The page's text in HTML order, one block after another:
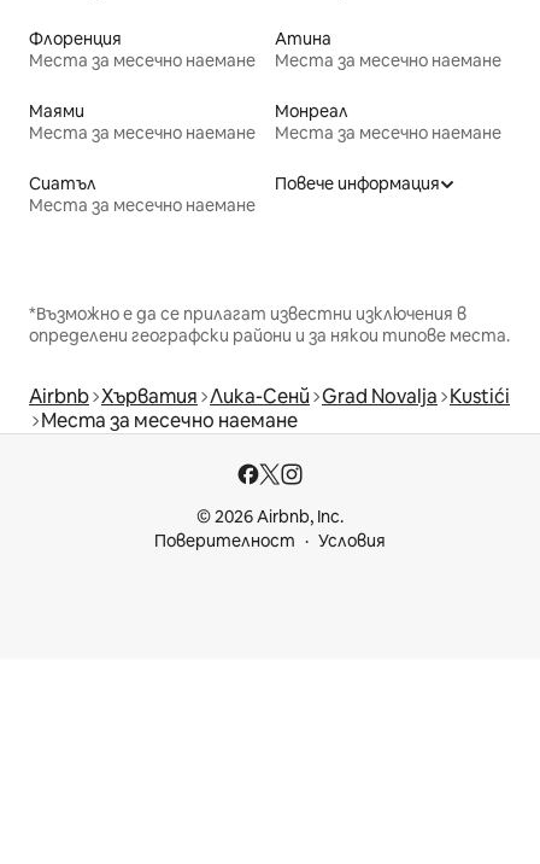
Флоренция
Места за месечно наемане
Атина
Места за месечно наемане
Маями
Места за месечно наемане
Монреал
Места за месечно наемане
Сиатъл
Места за месечно наемане
Повече информация
*Възможно е да се прилагат известни изключения в
определени географски райони и за някои типове места.
Airbnb Хърватия Лика-Сенй Grad Novalja Kustići
Места за месечно наемане
© 2026 Airbnb, Inc.
Поверителност
Условия